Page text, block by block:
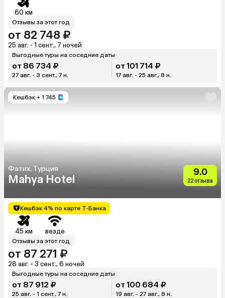
60 км
Отзывы за этот год
от 82 748 ₽
25 авг. - 1 сент., 7 ночей
Выгодные туры на соседние даты
от 86 734 ₽
27 авг. - 3 сент., 7 н.
от 101 714 ₽
17 авг. - 25 авг., 8 н.
Кешбэк + 1 745
Фатих, Турция
Mahya Hotel
9.0
22 отзыва
Кешбэк 4% по карте Т-Банка
45 км везде
Отзывы за этот год
от 87 271 ₽
28 авг. - 3 сент., 6 ночей
Выгодные туры на соседние даты
от 87 912 ₽
25 авг. - 1 сент., 7 н.
от 100 684 ₽
19 авг. - 27 авг., 8 н.